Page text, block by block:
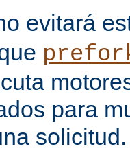
evitará
para
solicitud.